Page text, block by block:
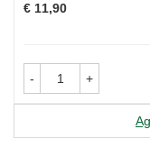
€ 11,90
- +